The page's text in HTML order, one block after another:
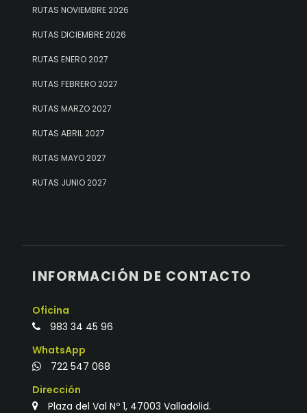
RUTAS NOVIEMBRE 2026
RUTAS DICIEMBRE 2026
RUTAS ENERO 2027
RUTAS FEBRERO 2027
RUTAS MARZO 2027
RUTAS ABRIL 2027
RUTAS MAYO 2027
RUTAS JUNIO 2027
INFORMACIÓN DE CONTACTO
Oficina
983 34 45 96
WhatsApp
722 547 068
Dirección
Plaza del Val Nº 1, 47003 Valladolid.